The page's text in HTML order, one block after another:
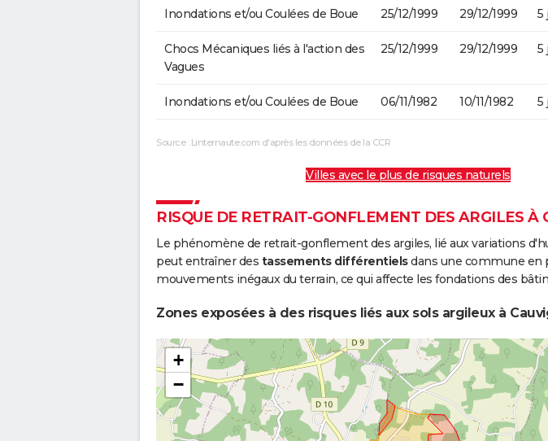
Inondations et/ou Coulées de Boue 25/12/1999 29/12/1999 5 j
Chocs Mécaniques liés à l'action des
Vagues
25/12/1999 29/12/1999 5 j
Inondations et/ou Coulées de Boue 06/11/1982 10/11/1982 5 j
Source : Linternaute.com d'après les données de la CCR
Villes avec le plus de risques naturels
RISQUE DE RETRAIT-GONFLEMENT DES ARGILES À
Le phénomène de retrait-gonflement des argiles, lié aux variations
peut entraîner des tassements différentielsdans une commune en
mouvements inégaux du terrain, ce qui affecte les fondations des
Zones exposées à des risques liés aux sols argileux à
+
−